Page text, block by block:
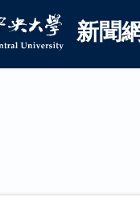
聞網
新聞